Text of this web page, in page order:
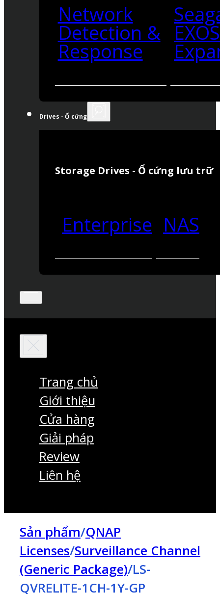
Network
Detection &
Response
EXOS
Drives - Ổ cứng
Storage Drives - Ổ cứng lưu trữ
Enterprise NAS
Trang chủ
Giới thiệu
Cửa hàng
Giải pháp
Review
Liên hệ
Sản phẩm/QNAP
Licenses/Surveillance Channel
(Generic Package)/LS-
QVRELITE-1CH-1Y-GP